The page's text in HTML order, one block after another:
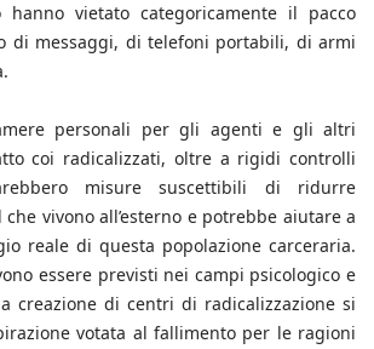
hanno vietato categoricamente il pacco
di messaggi, di telefoni portabili, di armi
personali per gli agenti e gli altri
coi radicalizzati, oltre a rigidi controlli
misure suscettibili di ridurre
che vivono all’esterno e potrebbe aiutare a
reale di questa popolazione carceraria.
essere previsti nei campi psicologico e
creazione di centri di radicalizzazione si
votata al fallimento per le ragioni